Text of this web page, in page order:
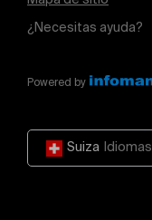
¿Necesitas ayuda?
Powered by
Suiza Idiomas